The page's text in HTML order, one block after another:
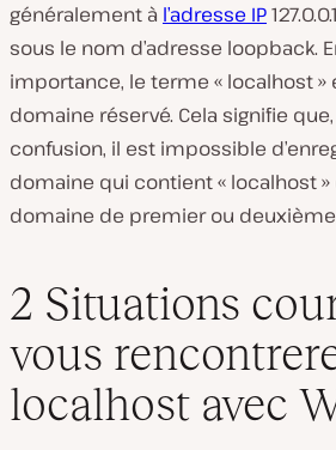
généralement à l’adresse IP
sous le nom d’adresse loopback.
importance, le terme « localhost »
domaine réservé. Cela signifie
confusion, il est impossible
domaine qui contient « localhost
domaine de premier ou deuxième
2 Situations
vous
localhost avec